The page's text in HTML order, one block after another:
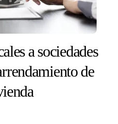
a sociedades
de